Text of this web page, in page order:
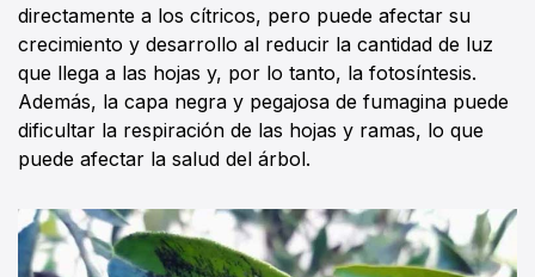
directamente a los cítricos, pero puede afectar su
crecimiento y desarrollo al reducir la cantidad de luz
que llega a las hojas y, por lo tanto, la fotosíntesis.
Además, la capa negra y pegajosa de fumagina puede
dificultar la respiración de las hojas y ramas, lo que
puede afectar la salud del árbol.